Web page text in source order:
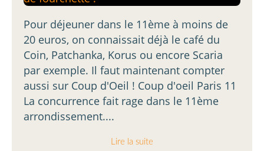
Pour déjeuner dans le 11ème à moins de
20 euros, on connaissait déjà le café du
Coin, Patchanka, Korus ou encore Scaria
par exemple. Il faut maintenant compter
aussi sur Coup d'Oeil ! Coup d'oeil Paris 11
La concurrence fait rage dans le 11ème
arrondissement....
Lire la suite